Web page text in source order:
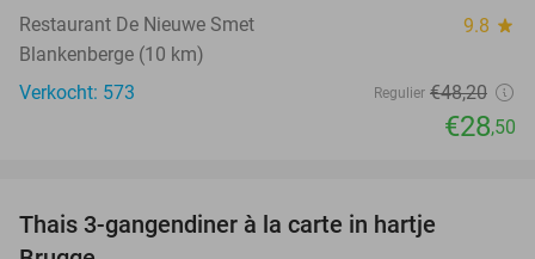
Restaurant De Nieuwe Smet 9.8 star
Blankenberge (10 km)
Verkocht: 573
Regulier €48,20
€28,50
Thais 3-gangendiner à la carte in hartje